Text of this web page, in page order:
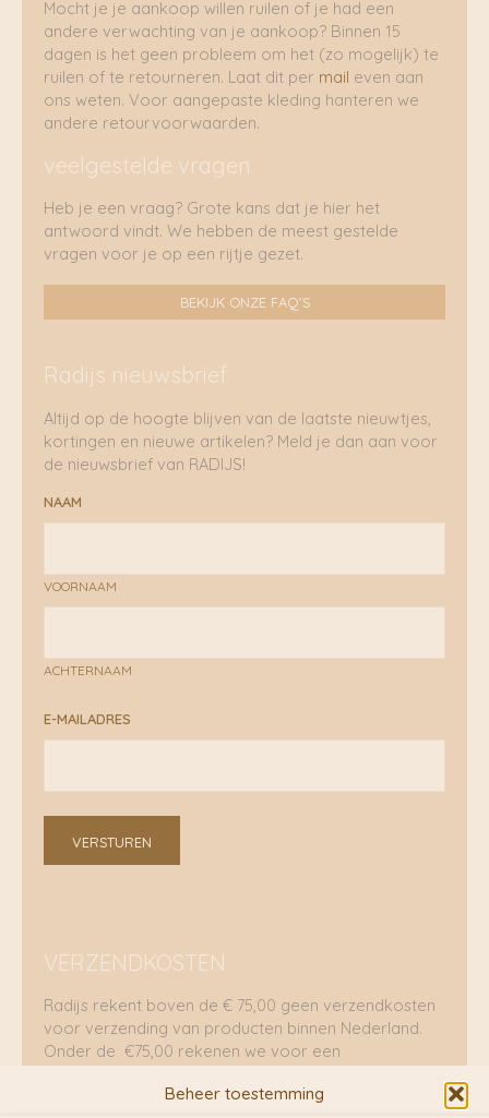
Beheer toestemming
Mocht je je aankoop willen ruilen of je had een
andere verwachting van je aankoop? Binnen 15
dagen is het geen probleem om het (zo mogelijk) te
ruilen of te retourneren. Laat dit per mail even aan
ons weten. Voor aangepaste kleding hanteren we
andere retourvoorwaarden.
veelgestelde vragen
Heb je een vraag? Grote kans dat je hier het
antwoord vindt. We hebben de meest gestelde
vragen voor je op een rijtje gezet.
BEKIJK ONZE FAQ'S
Radijs nieuwsbrief
Altijd op de hoogte blijven van de laatste nieuwtjes,
kortingen en nieuwe artikelen? Meld je dan aan voor
de nieuwsbrief van RADIJS!
NAAM
VOORNAAM
ACHTERNAAM
E-MAILADRES
VERSTUREN
VERZENDKOSTEN
Radijs rekent boven de € 75,00 geen verzendkosten
voor verzending van producten binnen Nederland.
Onder de €75,00 rekenen we voor een